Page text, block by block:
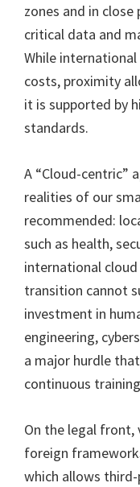
zones and in
critical data and
While
costs, proximity
it is supported by
standards.
A “Cloud-centric”
realities of our
recommended:
such as health,
international
transition cannot
investment in
engineering,
a major hurdle
continuous
On the legal front,
foreign
which allows